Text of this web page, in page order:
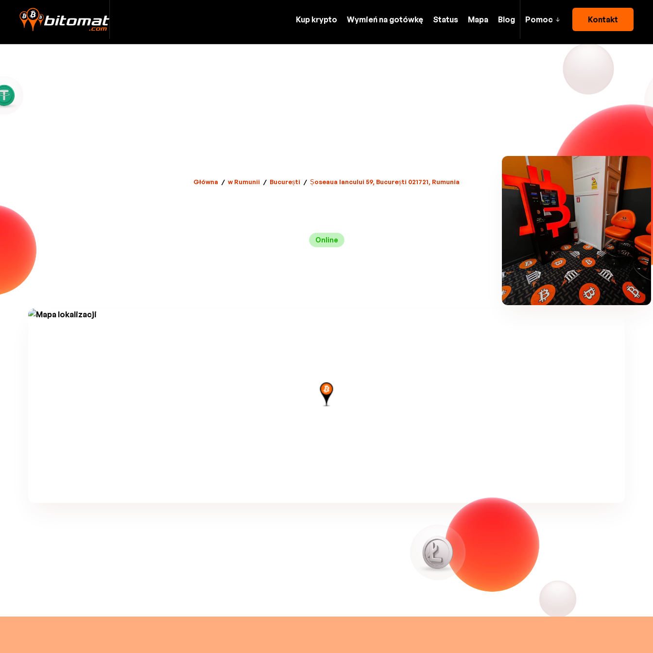
Kup krypto Wymień na gotówkę Status Mapa Blog Pomoc Kontakt
Główna / w Rumunii / București / Șoseaua Iancului 59, București 021721, Rumunia
Online